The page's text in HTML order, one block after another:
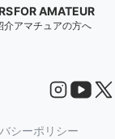
介
FOR AMATEUR
アマチュアの方へ
シーポリシー